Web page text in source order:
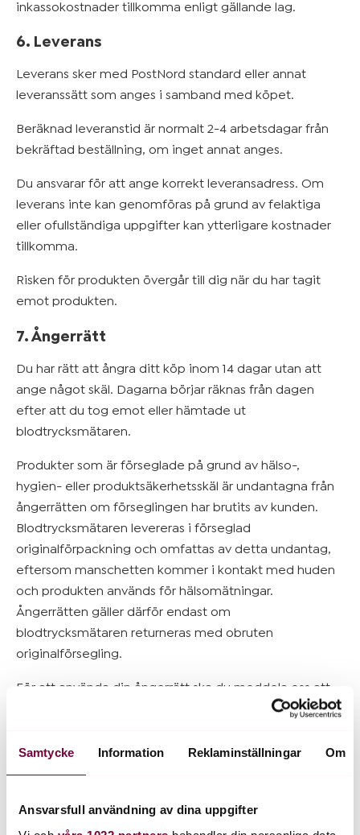
Samtycke Information Reklaminställningar Om
Ansvarsfull användning av dina uppgifter
inkassokostnader tillkomma enligt gällande lag.
6. Leverans
Leverans sker med PostNord standard eller annat
leveranssätt som anges i samband med köpet.
Beräknad leveranstid är normalt 2-4 arbetsdagar från
bekräftad beställning, om inget annat anges.
Du ansvarar för att ange korrekt leveransadress. Om
leverans inte kan genomföras på grund av felaktiga
eller ofullständiga uppgifter kan ytterligare kostnader
tillkomma.
Risken för produkten övergår till dig när du har tagit
emot produkten.
7. Ångerrätt
Du har rätt att ångra ditt köp inom 14 dagar utan att
ange något skäl. Dagarna börjar räknas från dagen
efter att du tog emot eller hämtade ut
blodtrycksmätaren.
Produkter som är förseglade på grund av hälso-,
hygien- eller produktsäkerhetsskäl är undantagna från
ångerrätten om förseglingen har brutits av kunden.
Blodtrycksmätaren levereras i förseglad
originalförpackning och omfattas av detta undantag,
eftersom manschetten kommer i kontakt med huden
och produkten används för hälsomätningar.
Ångerrätten gäller därför endast om
blodtrycksmätaren returneras med obruten
originalförsegling.
För att använda din ångerrätt ska du meddela oss att
du vill ångra köpet innan ångerfristen har gått ut. Du
Det räcker att du skickar meddelandet om att du vill
8. Retur vid ångrat köp